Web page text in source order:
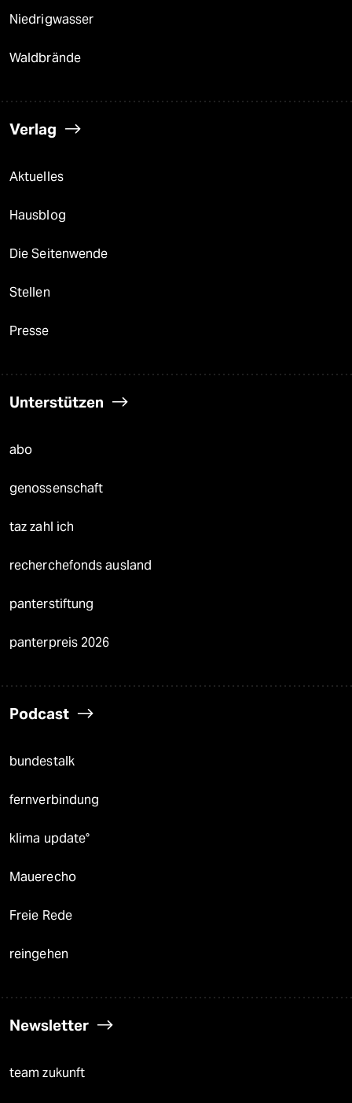
Niedrigwasser
Waldbrände
Verlag
Aktuelles
Hausblog
Die Seitenwende
Stellen
Presse
Unterstützen
abo
genossenschaft
taz zahl ich
recherchefonds ausland
panterstiftung
panterpreis 2026
Podcast
bundestalk
fernverbindung
klima update°
Mauerecho
Freie Rede
reingehen
Newsletter
team zukunft